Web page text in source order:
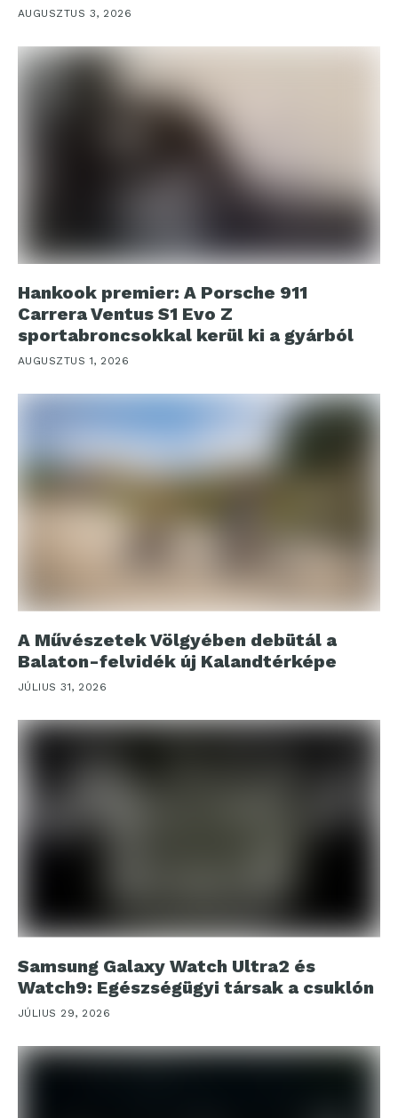
AUGUSZTUS 3, 2026
Hankook premier: A Porsche 911
Carrera Ventus S1 Evo Z
sportabroncsokkal kerül ki a gyárból
AUGUSZTUS 1, 2026
A Művészetek Völgyében debütál a
Balaton-felvidék új Kalandtérképe
JÚLIUS 31, 2026
Samsung Galaxy Watch Ultra2 és
Watch9: Egészségügyi társak a csuklón
JÚLIUS 29, 2026